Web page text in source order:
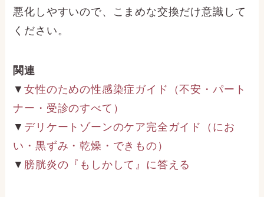
悪化しやすいので、こまめな交換だけ意識して
ください。
関連
▼女性のための性感染症ガイド（不安・パート
ナー・受診のすべて）
▼ デリケートゾーンのケア完全ガイド（にお
い・黒ずみ・乾燥・できもの）
▼ 膀胱炎の『もしかして』に答える